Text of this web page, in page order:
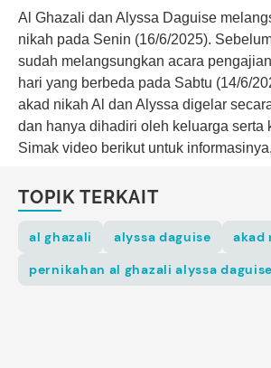
Al Ghazali dan Alyssa Daguise
nikah pada Senin (16/6/2025).
sudah melangsungkan acara
hari yang berbeda pada Sabtu (14/6/
akad nikah Al dan Alyssa digelar
dan hanya dihadiri oleh keluarga serta
Simak video berikut untuk
TOPIK TERKAIT
al ghazali alyssa daguise
akad
pernikahan al ghazali alyssa daguise